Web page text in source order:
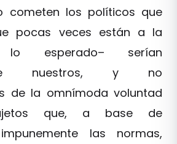
cometen los políticos que
pocas veces están a la
esperado– serían
nuestros, y no
de la omnímoda voluntad
que, a base de
las normas,